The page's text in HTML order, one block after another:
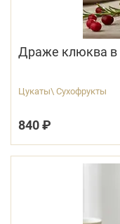
Драже клюква
Цукаты\ Сухофрукты
840 ₽